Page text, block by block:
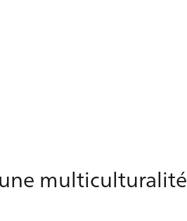
multiculturalité